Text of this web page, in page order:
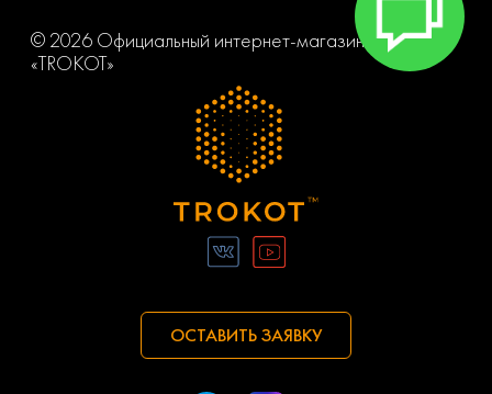
© 2026 Официальный интернет-магазин компании
«TROKOT»
ОСТАВИТЬ ЗАЯВКУ